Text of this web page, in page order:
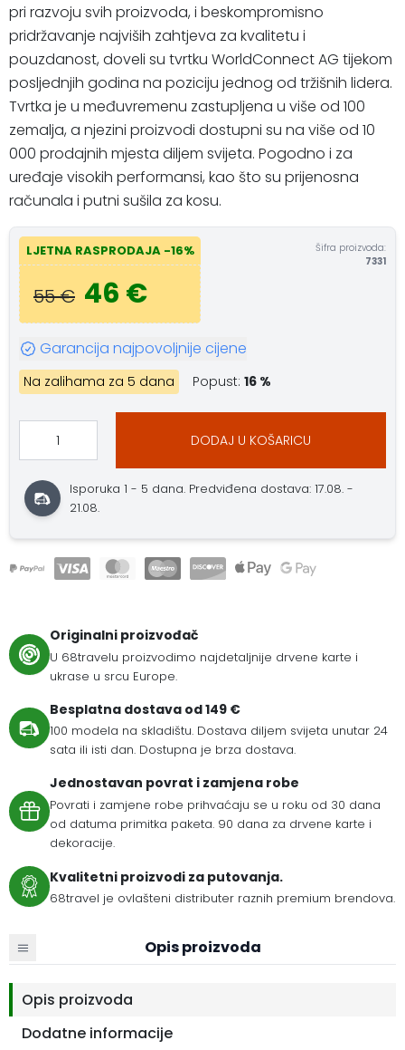
pri razvoju svih proizvoda, i beskompromisno
pridržavanje najviših zahtjeva za kvalitetu i
pouzdanost, doveli su tvrtku WorldConnect AG tijekom
posljednjih godina na poziciju jednog od tržišnih lidera.
Tvrtka je u međuvremenu zastupljena u više od 100
zemalja, a njezini proizvodi dostupni su na više od 10
000 prodajnih mjesta diljem svijeta. Pogodno i za
uređaje visokih performansi, kao što su prijenosna
računala i putni sušila za kosu.
LJETNA RASPRODAJA -16%
55 € 46 €
Šifra proizvoda:
7331
Garancija najpovoljnije cijene
Na zalihama za 5 dana Popust: 16 %
DODAJ U KOŠARICU
Isporuka 1 - 5 dana. Predviđena dostava: 17.08. -
21.08.
Originalni proizvođač
U 68travelu proizvodimo najdetaljnije drvene karte i
ukrase u srcu Europe.
Besplatna dostava od 149 €
100 modela na skladištu. Dostava diljem svijeta unutar 24
sata ili isti dan. Dostupna je brza dostava.
Jednostavan povrat i zamjena robe
Povrati i zamjene robe prihvaćaju se u roku od 30 dana
od datuma primitka paketa. 90 dana za drvene karte i
dekoracije.
Kvalitetni proizvodi za putovanja.
68travel je ovlašteni distributer raznih premium brendova.
Opis proizvoda
Opis proizvoda
Dodatne informacije